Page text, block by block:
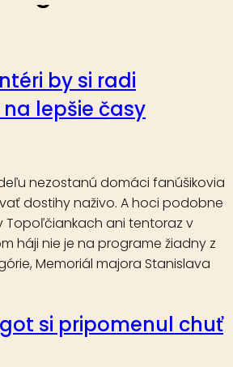
by si radi
lepšie časy
nezostanú domáci fanúšikovia
dostihy naživo. A hoci podobne
Topoľčiankach ani tentoraz v
háji nie je na programe žiadny z
Memoriál majora Stanislava
si pripomenul chuť